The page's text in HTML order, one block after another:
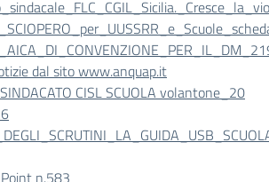
dal sito www.anquap.it
CISL SCUOLA volantone_20
n.583